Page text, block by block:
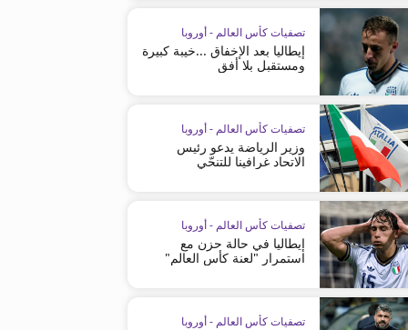
تصفيات كأس العالم - أوروبا
إيطاليا بعد الإخفاق ...خيبة كبيرة
ومستقبل بلا أفق
تصفيات كأس العالم - أوروبا
وزير الرياضة يدعو رئيس
الاتحاد غرافينا للتنحّي
تصفيات كأس العالم - أوروبا
إيطاليا في حالة حزن مع
استمرار "لعنة كأس العالم"
تصفيات كأس العالم - أوروبا